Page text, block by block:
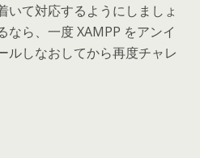
いて対応するようにしましょ
なら、一度 XAMPP をアンイ
ルしなおしてから再度チャレ